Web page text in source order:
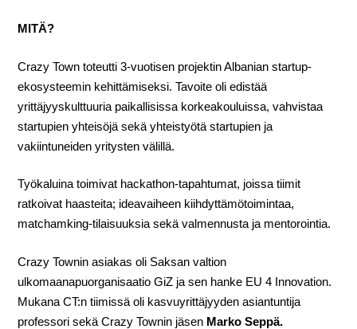
MITÄ?
Crazy Town toteutti 3-vuotisen projektin Albanian startup-
ekosysteemin kehittämiseksi. Tavoite oli edistää
yrittäjyyskulttuuria paikallisissa korkeakouluissa, vahvistaa
startupien yhteisöjä sekä yhteistyötä startupien ja
vakiintuneiden yritysten välillä.
Työkaluina toimivat hackathon-tapahtumat, joissa tiimit
ratkoivat haasteita; ideavaiheen kiihdyttämötoimintaa,
matchamking-tilaisuuksia sekä valmennusta ja mentorointia.
Crazy Townin asiakas oli Saksan valtion
ulkomaanapuorganisaatio GiZ ja sen hanke EU 4 Innovation.
Mukana CT:n tiimissä oli kasvuyrittäjyyden asiantuntija
professori sekä Crazy Townin jäsen Marko Seppä.